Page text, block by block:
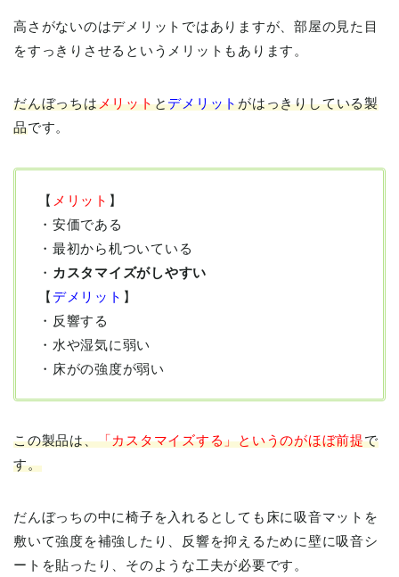
高さがないのはデメリットではありますが、部屋の見た目
をすっきりさせるというメリットもあります。
だんぼっちはメリットとデメリットがはっきりしている製
品です。
【 メリット 】
・安価である
・最初から机ついている
・ カスタマイズがしやすい
【 デメリット 】
・反響する
・水や湿気に弱い
・床がの強度が弱い
この製品は、「カスタマイズする」というのがほぼ前提で
す。
だんぼっちの中に椅子を入れるとしても床に吸音マットを
敷いて強度を補強したり、反響を抑えるために壁に吸音シ
ートを貼ったり、そのような工夫が必要です。